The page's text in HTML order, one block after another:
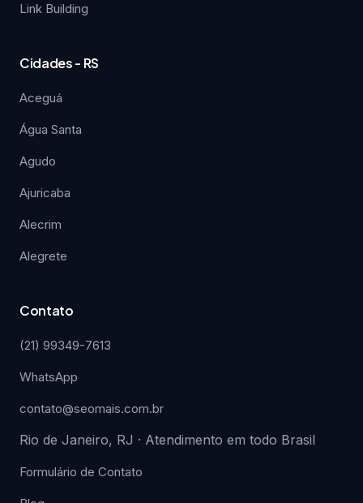
Link Building
Cidades - RS
Aceguá
Água Santa
Agudo
Ajuricaba
Alecrim
Alegrete
Contato
(21) 99349-7613
WhatsApp
contato@seomais.com.br
Rio de Janeiro, RJ · Atendimento em todo Brasil
Formulário de Contato